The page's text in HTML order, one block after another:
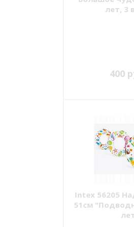
лет, 3
400
Intex 56205
51см